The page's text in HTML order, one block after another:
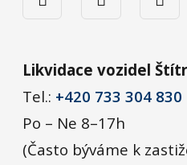
Likvidace vozidel
Tel.: +420 733 304 830
Po – Ne 8–17h
(Často býváme k